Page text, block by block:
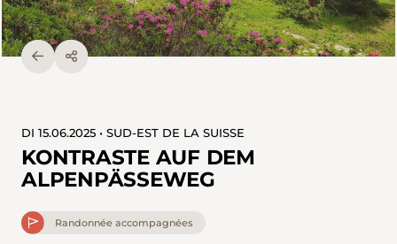
DI 15.06.2025 • SUD-EST DE LA SUISSE
KONTRASTE AUF DEM
ALPENPÄSSEWEG
Randonnée accompagnées